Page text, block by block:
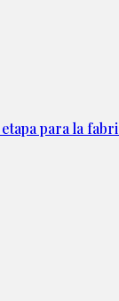
para la